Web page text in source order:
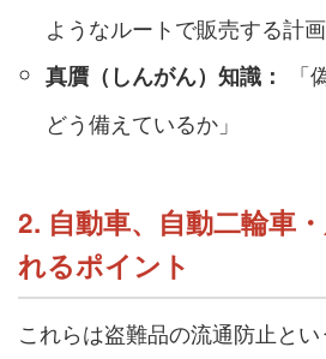
ようなルートで販売する計画
真贋（しんがん）知識：
「
どう備えているか」
2. 自動車、自動二輪車
れるポイント
これらは盗難品の流通防止と